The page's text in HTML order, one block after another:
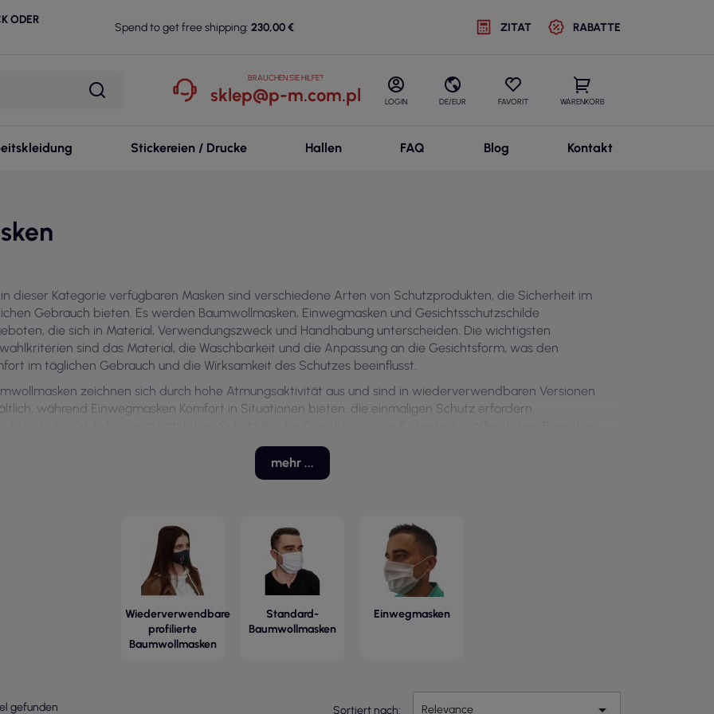
ODER
Spend to get free shipping: 230,00 € ZITAT RABATTE
BRAUCHEN SIE HILFE?
sklep@p-m.com.pl LOGIN DE/EUR FAVORIT WARENKORB
Stickereien / Drucke Hallen FAQ Blog Kontakt
dieser Kategorie verfügbaren Masken sind verschiedene Arten von Schutzprodukten, die Sicherheit im
Gebrauch bieten. Es werden Baumwollmasken, Einwegmasken und Gesichtsschutzschilde
die sich in Material, Verwendungszweck und Handhabung unterscheiden. Die wichtigsten
sind das Material, die Waschbarkeit und die Anpassung an die Gesichtsform, was den
im täglichen Gebrauch und die Wirksamkeit des Schutzes beeinflusst.
zeichnen sich durch hohe Atmungsaktivität aus und sind in wiederverwendbaren Versionen
während Einwegmasken Komfort in Situationen bieten, die einmaligen Schutz erfordern.
mehr ...
Wiederverwendbare
profilierte
Baumwollmasken
Standard-
Baumwollmasken
Einwegmasken
gefunden Sortiert nach: Relevance 